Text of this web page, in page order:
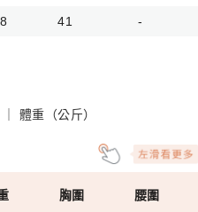
41 -
體重（公斤）
胸圍 腰圍